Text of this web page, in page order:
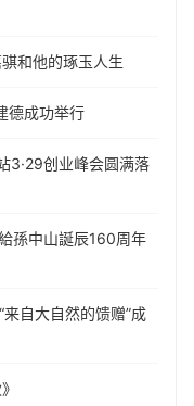
和他的琢玉人生
德成功举行
3·29创业峰会圆满落
孫中山誕辰160周年
自大自然的馈赠”成